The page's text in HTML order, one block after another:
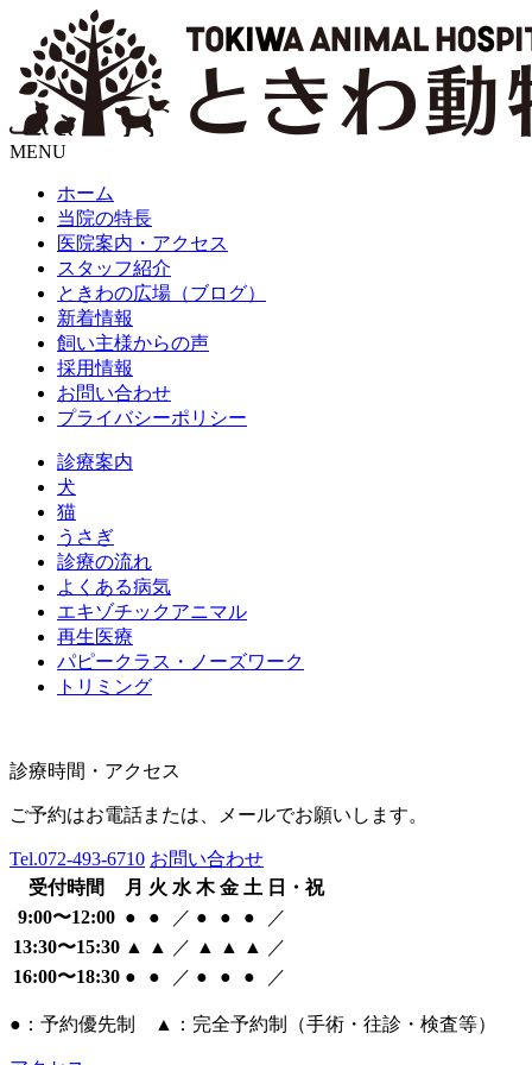
MENU
ホーム
当院の特長
医院案内・アクセス
スタッフ紹介
ときわの広場（ブログ）
新着情報
飼い主様からの声
採用情報
お問い合わせ
プライバシーポリシー
診療案内
犬
猫
うさぎ
診療の流れ
よくある病気
エキゾチックアニマル
再生医療
パピークラス・ノーズワーク
トリミング
診療時間・アクセス
ご予約はお電話または、メールでお願いします。
Tel.072-493-6710 お問い合わせ
受付時間
月 火 水 木 金 土 日・祝
9:00〜12:00 ● ● ／ ● ● ●
／
13:30〜15:30 ▲ ▲ ／ ▲ ▲ ▲
／
16:00〜18:30 ● ● ／ ● ● ● ／
●：予約優先制 ▲：完全予約制（手術・往診・検査等）